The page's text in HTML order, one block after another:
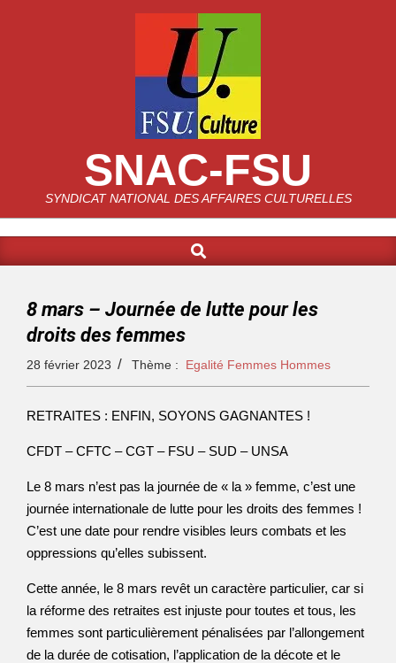
SNAC-FSU
SYNDICAT NATIONAL DES AFFAIRES CULTURELLES
8 mars – Journée de lutte pour les
droits des femmes
28 février 2023 Thème : Egalité Femmes Hommes
RETRAITES : ENFIN, SOYONS GAGNANTES !
CFDT – CFTC – CGT – FSU – SUD – UNSA
Le 8 mars n’est pas la journée de « la » femme, c’est une
journée internationale de lutte pour les droits des femmes !
C’est une date pour rendre visibles leurs combats et les
oppressions qu’elles subissent.
Cette année, le 8 mars revêt un caractère particulier, car si
la réforme des retraites est injuste pour toutes et tous, les
femmes sont particulièrement pénalisées par l’allongement
de la durée de cotisation, l’application de la décote et le